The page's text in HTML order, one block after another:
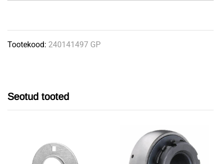
quantity
Tootekood: 240141497 GP
Seotud tooted